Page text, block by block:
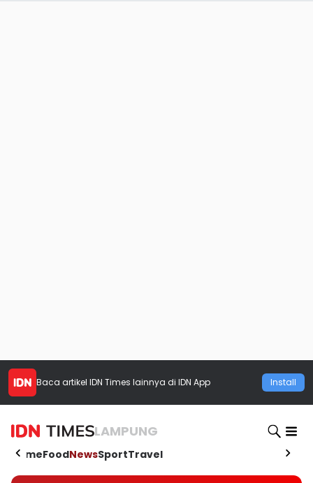
Baca artikel IDN Times lainnya di IDN App Install
LAMPUNG
HomeFoodNewsSportTravel